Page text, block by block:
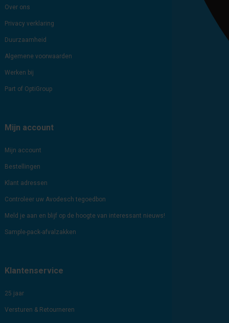
Over ons
Privacy verklaring
Duurzaamheid
Algemene voorwaarden
Werken bij
Part of OptiGroup
Mijn account
Mijn account
Bestellingen
Klant adressen
Controleer uw Avodesch tegoedbon
Meld je aan en blijf op de hoogte van interessant nieuws!
Sample-pack-afvalzakken
Klantenservice
25 jaar
Versturen & Retourneren